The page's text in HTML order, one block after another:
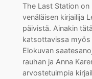
The Last Station
venäläisen kirjailija
päivistä. Ainakin
katsottavissa myös
Elokuvan
rauhan ja Anna
arvostetuimpia